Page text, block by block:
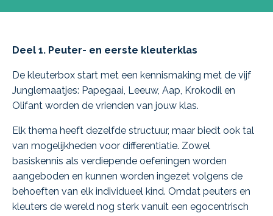
Deel 1. Peuter- en eerste kleuterklas
De kleuterbox start met een kennismaking met de vijf
Junglemaatjes: Papegaai, Leeuw, Aap, Krokodil en
Olifant worden de vrienden van jouw klas.
Elk thema heeft dezelfde structuur, maar biedt ook tal
van mogelijkheden voor differentiatie. Zowel
basiskennis als verdiepende oefeningen worden
aangeboden en kunnen worden ingezet volgens de
behoeften van elk individueel kind. Omdat peuters en
kleuters de wereld nog sterk vanuit een egocentrisch